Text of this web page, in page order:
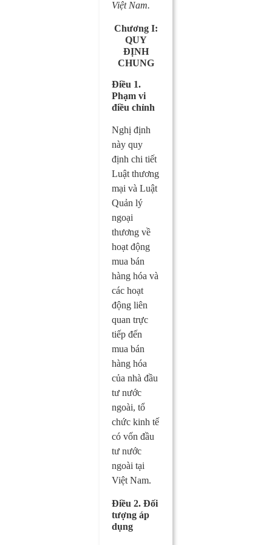
Việt Nam.
Chương I:
QUY
ĐỊNH
CHUNG
Điều 1.
Phạm vi
điều chỉnh
Nghị định
này quy
định chi tiết
Luật thương
mại và Luật
Quản lý
ngoại
thương về
hoạt động
mua bán
hàng hóa và
các hoạt
động liên
quan trực
tiếp đến
mua bán
hàng hóa
của nhà đầu
tư nước
ngoài, tổ
chức kinh tế
có vốn đầu
tư nước
ngoài tại
Việt Nam.
Điều 2. Đối
tượng áp
dụng